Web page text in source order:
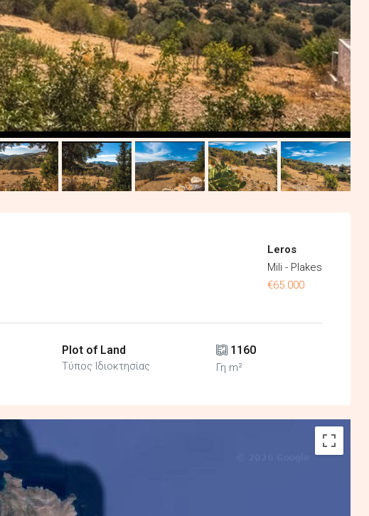
Leros
Mili - Plakes
€65.000
Plot of Land
Τύπος Ιδιοκτησίας
1160
Γη m²